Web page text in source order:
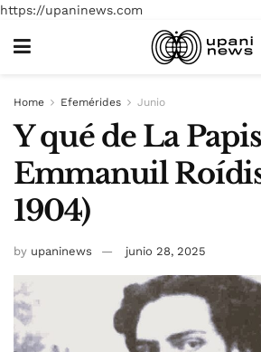
https://upaninews.com
Home Efemérides Junio
Y qué de La
Emmanuil
1904)
by upaninews junio 28, 2025